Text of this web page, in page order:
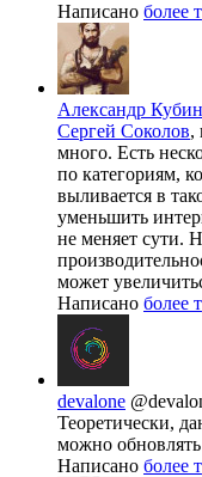
Написано более
Александр
Сергей Соколов,
много. Есть
по категориям,
выливается в
уменьшить
не меняет сути.
может
Написано более
devalone
Теоретически,
можно
Написано более